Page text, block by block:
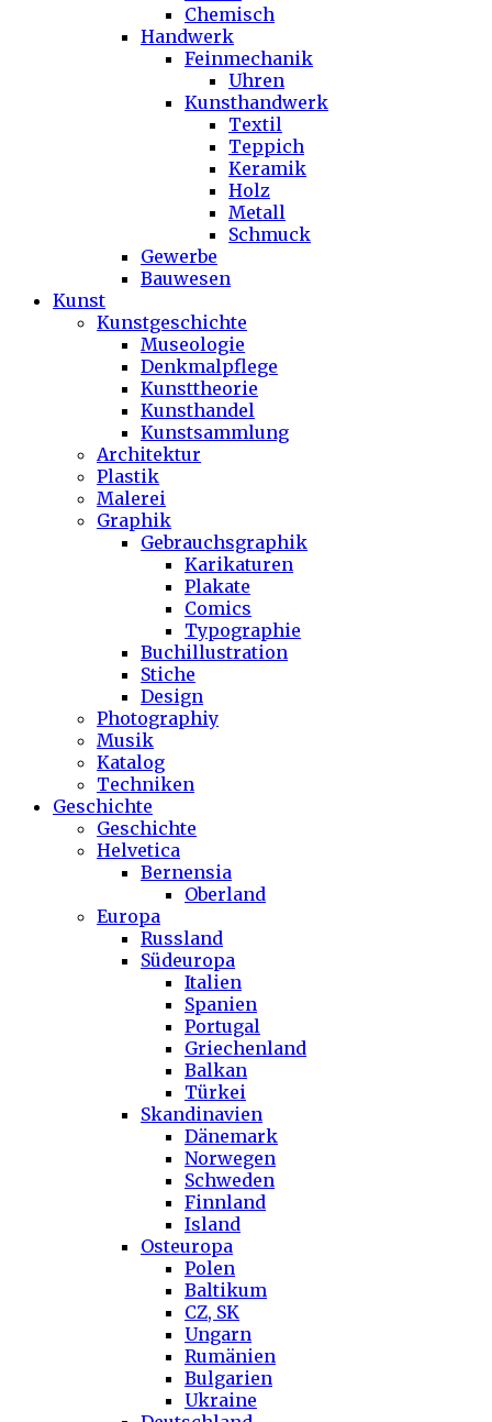
Chemisch
Handwerk
Feinmechanik
Uhren
Kunsthandwerk
Textil
Teppich
Keramik
Holz
Metall
Schmuck
Gewerbe
Bauwesen
Kunst
Kunstgeschichte
Museologie
Denkmalpflege
Kunsttheorie
Kunsthandel
Kunstsammlung
Architektur
Plastik
Malerei
Graphik
Gebrauchsgraphik
Karikaturen
Plakate
Comics
Typographie
Buchillustration
Stiche
Design
Photographiy
Musik
Katalog
Techniken
Geschichte
Geschichte
Helvetica
Bernensia
Oberland
Europa
Russland
Südeuropa
Italien
Spanien
Portugal
Griechenland
Balkan
Türkei
Skandinavien
Dänemark
Norwegen
Schweden
Finnland
Island
Osteuropa
Polen
Baltikum
CZ, SK
Ungarn
Rumänien
Bulgarien
Ukraine